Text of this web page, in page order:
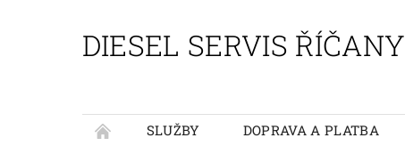
DIESEL SERVIS ŘÍČANY
SLUŽBY DOPRAVA A PLATBA